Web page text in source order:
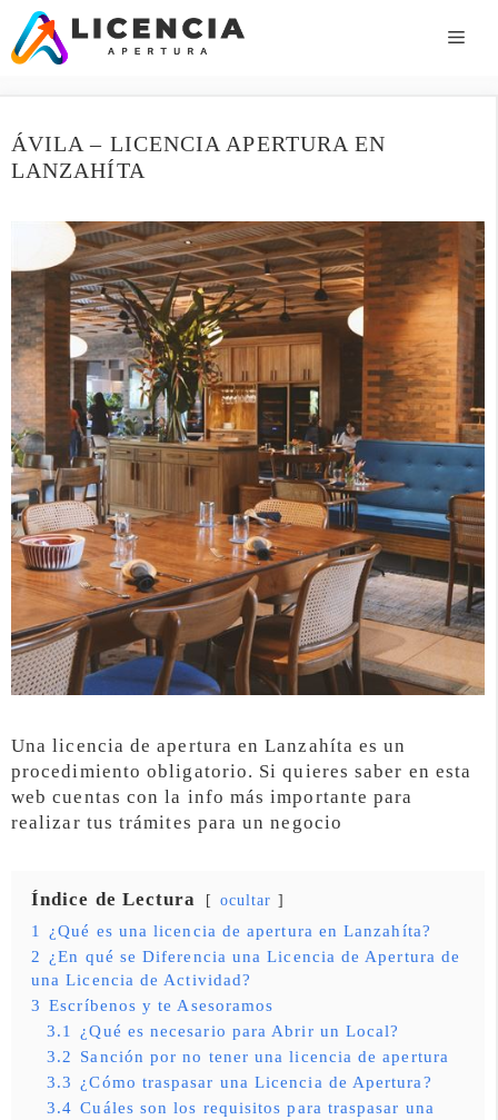
Saltar
contenido
ÁVILA – LICENCIA APERTURA EN
LANZAHÍTA
Una licencia de apertura en Lanzahíta es un
procedimiento obligatorio. Si quieres saber en esta
web cuentas con la info más importante para
realizar tus trámites para un negocio
Índice de Lectura ocultar
1
¿Qué es una licencia de apertura en Lanzahíta?
2 ¿En qué se Diferencia una Licencia de Apertura de
una Licencia de Actividad?
3 Escríbenos y te Asesoramos
3.1
¿Qué es necesario para Abrir un Local?
3.2 Sanción por no tener una licencia de apertura
3.3 ¿Cómo traspasar una Licencia de Apertura?
3.4 Cuáles son los requisitos para traspasar una